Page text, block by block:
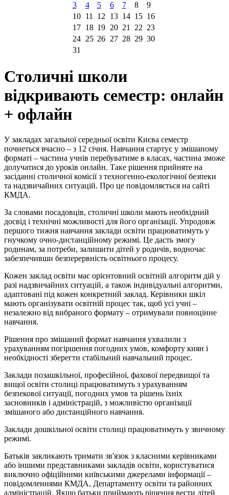
3
4 5 6 7 8
9
10
11 12 13 14 15 16
17
18 19 20 21 22 23
24
25 26 27 28 29 30
31
Столичні школи
відкривають семестр: онлайн
+ офлайн
У закладах загальної середньої освіти Києва семестр
почнеться вчасно – з 12 січня. Навчання стартує у змішаному
форматі – частина учнів перебуватиме в класах, частина зможе
долучатися до уроків онлайн. Таке рішення прийняте на
засіданні столичної комісії з техногенно-екологічної безпеки
та надзвичайних ситуацій. Про це повідомляється на сайті
КМДА.
За словами посадовців, столичні школи мають необхідний
досвід і технічні можливості для його організації. Упродовж
першого тижня навчання заклади освіти працюватимуть у
гнучкому очно-дистанційному режимі. Це дасть змогу
родинам, за потреби, залишити дітей у родичів, водночас
забезпечивши безперервність освітнього процесу.
Кожен заклад освіти має орієнтовний освітній алгоритм дій у
разі надзвичайних ситуацій, а також індивідуальні алгоритми,
адаптовані під кожен конкретний заклад. Керівники шкіл
мають організувати освітній процес так, щоб усі учні –
незалежно від вибраного формату – отримували повноцінне
навчання.
Рішення про змішаний формат навчання ухвалили з
урахуванням погіршення погодних умов, комфорту киян і
необхідності зберегти стабільний навчальний процес.
Заклади позашкільної, професійної, фахової передвищої та
вищої освіти столиці працюватимуть з урахуванням
безпекової ситуації, погодних умов та рішень їхніх
засновників і адміністрацій, з можливістю організації
змішаного або дистанційного навчання.
Заклади дошкільної освіти столиці працюватимуть у звичному
режимі.
Батьків закликають тримати зв'язок з класними керівниками
або іншими представниками закладів освіти, користуватися
виключно офіційними київськими джерелами інформації –
повідомленнями КМДА, Департаменту освіти та районних
адміністрацій. Якщо батьки приймають рішення вести дітей